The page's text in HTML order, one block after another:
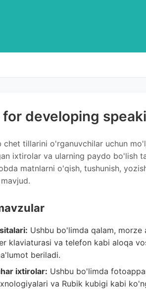
for developing
chet tillarini o'rganuvchilar uchun
ixtirolar va ularning paydo bo'lish
matnlarni o'qish, tushunish,
Ushbu bo'limda qalam,
klaviaturasi va telefon kabi aloqa
beriladi.
ixtirolar: Ushbu bo'limda
va Rubik kubigi kabi